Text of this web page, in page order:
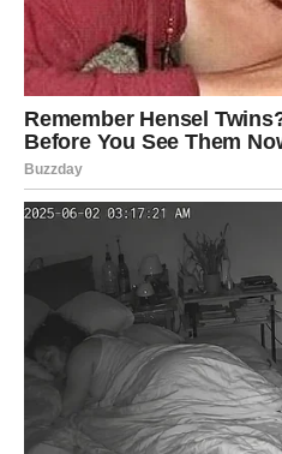
zahvaljuje što nisi odustao,
Gde dolazi sreća:kroz
duga, bolji dogovor, ili mudro
U ljubavi:sreća je u miru, u
osećaju da više ne moraš da
Na šta paziš:na trošenje iz
mi je bilo teško” – jer sreća je
Ključ sreće:“Ne jurim –
BLIZANCI –
PORUKU,
TRENUTAK